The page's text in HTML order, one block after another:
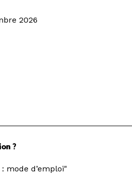
2026
?
mode d’emploi"